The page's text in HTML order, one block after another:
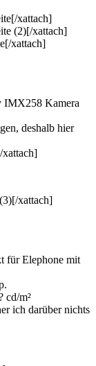
xattach]
(2)[/xattach]
xattach]
IMX258 Kamera
deshalb hier
xattach]
xattach]
für Elephone mit
cd/m²
ich darüber nichts